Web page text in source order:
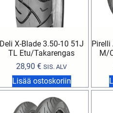
Deli X-Blade 3.50-10 51J
TL Etu/Takarengas
28,90€ SIS. ALV
Lisää ostoskoriin
M/